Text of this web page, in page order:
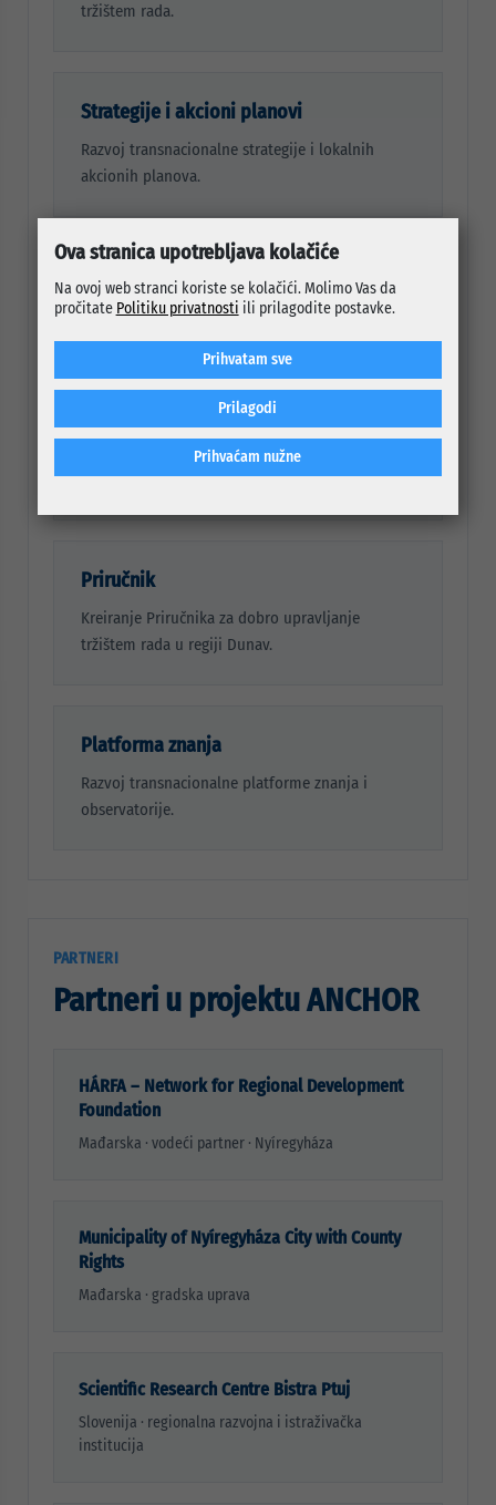
tržištem rada.
Strategije i akcioni planovi
Razvoj transnacionalne strategije i lokalnih
akcionih planova.
Lokalni forumi
Formiranje lokalnih foruma tržišta rada.
Aktivnosti za povećanje atraktivnosti radnih
mjesta i integraciju ranjivih grupa.
Priručnik
Kreiranje Priručnika za dobro upravljanje
tržištem rada u regiji Dunav.
Platforma znanja
Razvoj transnacionalne platforme znanja i
observatorije.
PARTNERI
Partneri u projektu ANCHOR
HÁRFA – Network for Regional Development
Foundation
Mađarska · vodeći partner · Nyíregyháza
Municipality of Nyíregyháza City with County
Rights
Mađarska · gradska uprava
Scientific Research Centre Bistra Ptuj
Slovenija · regionalna razvojna i istraživačka
institucija
Ova stranica upotrebljava kolačiće
Na ovoj web stranci koriste se kolačići. Molimo Vas da
pročitate Politiku privatnosti ili prilagodite postavke.
Prihvaćam nužne
Prilagodi
Prihvatam sve